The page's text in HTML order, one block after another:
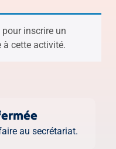
pour inscrire un
à cette activité.
au secrétariat.